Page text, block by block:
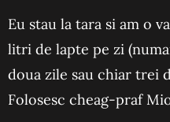
Eu stau la tara si am o
litri de lapte pe zi
doua zile sau chiar trei
Folosesc cheag-praf